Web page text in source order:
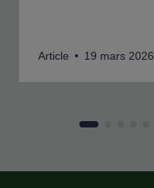
Article • 19 mars 2026